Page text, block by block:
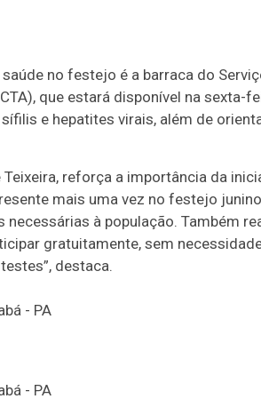
no festejo é a barraca do
que estará disponível na sexta-
e hepatites virais, além de
reforça a importância da
mais uma vez no festejo
à população. Também
gratuitamente, sem
destaca.